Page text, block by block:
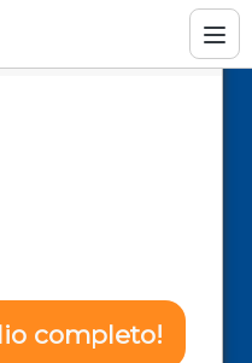
completo!
danfoss para válvula